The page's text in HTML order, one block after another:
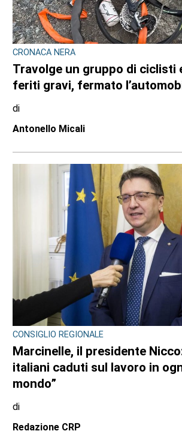
CRONACA NERA
Travolge un gruppo di ciclisti
feriti gravi, fermato
di
Antonello Micali
CONSIGLIO REGIONALE
Marcinelle, il presidente
italiani caduti sul lavoro in
mondo”
di
Redazione CRP